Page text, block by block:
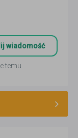
wiadomość
temu